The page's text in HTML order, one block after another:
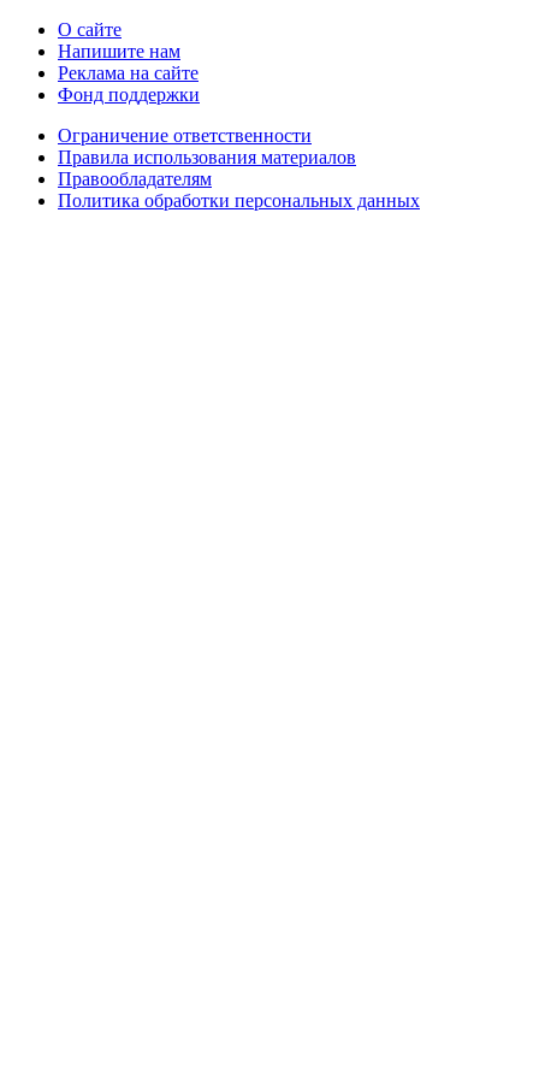
О сайте
Напишите нам
Реклама на сайте
Фонд поддержки
Ограничение ответственности
Правила использования материалов
Правообладателям
Политика обработки персональных данных